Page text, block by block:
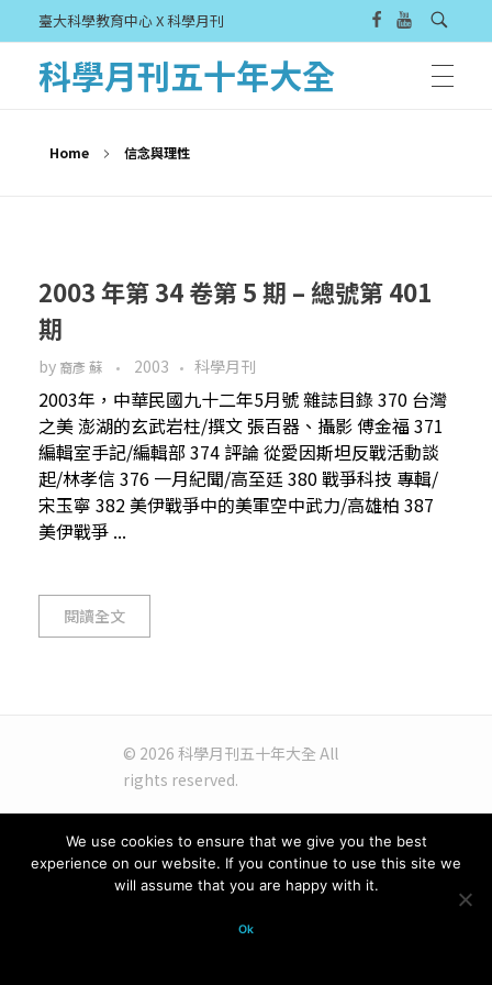
臺大科學教育中心 X 科學月刊
科學月刊五十年大全
Home 信念與理性
2003 年第 34 卷第 5 期 – 總號第 401
期
by 裔彥 蘇 2003 科學月刊
2003年，中華民國九十二年5月號 雜誌目錄 370 台灣
之美 澎湖的玄武岩柱/撰文 張百器、攝影 傅金福 371
編輯室手記/編輯部 374 評論 從愛因斯坦反戰活動談
起/林孝信 376 一月紀聞/高至廷 380 戰爭科技 專輯/
宋玉寧 382 美伊戰爭中的美軍空中武力/高雄柏 387
美伊戰爭 ...
閱讀全文
© 2026 科學月刊五十年大全 All
rights reserved.
We use cookies to ensure that we give you the best
experience on our website. If you continue to use this site we
will assume that you are happy with it.
Ok